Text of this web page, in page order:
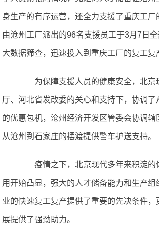
身生产的有序运营，还全力支援了重庆工厂
由沧州工厂派出的96名支援员工于3月7日
大数据筛查，迅速投入到重庆工厂的复工复
为保障支援人员的健康安全，北京
厅、河北省发改委的关心和支持下，协调了
的优惠包机，沧州经济开发区管委会协调辖
从沧州到石家庄的摆渡提供警车护送支持。
疫情之下，北京现代多年来积淀的
用开始凸显，强大的人才储备能力和生产组
业的快速复工复产提供了重要的先决条件，
展提供了强劲助力。